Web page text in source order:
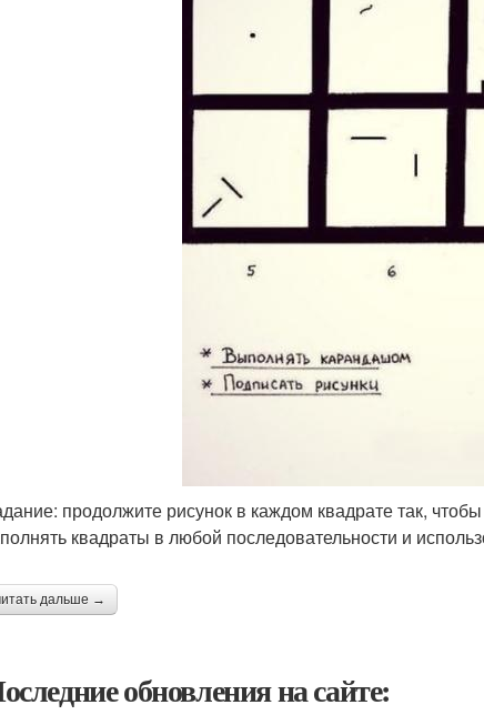
продолжите рисунок в каждом квадрате так,
квадраты в любой последовательности и
дальше →
обновления на сайте: